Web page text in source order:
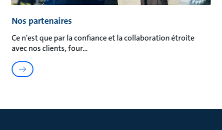
Nos partenaires
Ce n'est que par la confiance et la collaboration étroite
avec nos clients, four